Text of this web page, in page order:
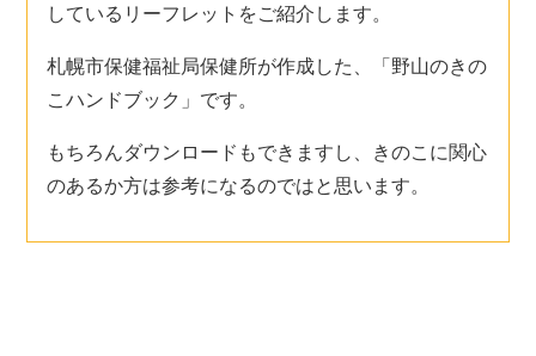
しているリーフレットをご紹介します。
札幌市保健福祉局保健所が作成した、
「野山のきの
こハンドブック」 です。
もちろんダウンロードもできますし、きのこに関心
のあるか方は参考になるのではと思います。